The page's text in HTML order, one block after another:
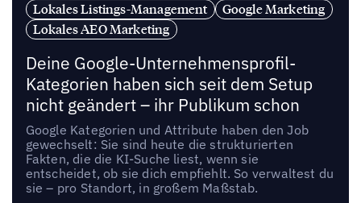
Lokales Listings-Management
Google Marketing
Lokales AEO Marketing
Deine Google-Unternehmensprofil-
Kategorien haben sich seit dem Setup
nicht geändert – ihr Publikum schon
Google Kategorien und Attribute haben den Job
gewechselt: Sie sind heute die strukturierten
Fakten, die die KI-Suche liest, wenn sie
entscheidet, ob sie dich empfiehlt. So verwaltest du
sie – pro Standort, in großem Maßstab.